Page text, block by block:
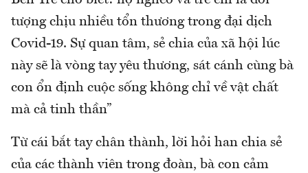
tượng chịu nhiều tổn thương trong đại dịch
Covid-19. Sự quan tâm, sẻ chia của xã hội lúc
này sẽ là vòng tay yêu thương, sát cánh cùng bà
con ổn định cuộc sống không chỉ về vật chất
mà cả tinh thần”
Từ cái bắt tay chân thành, lời hỏi han chia sẻ
của các thành viên trong đoàn, bà con cảm